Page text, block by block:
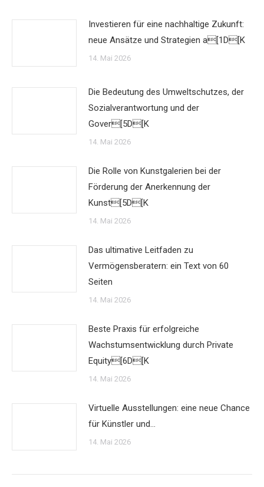
Investieren für eine nachhaltige Zukunft:
neue Ansätze und Strategien a[1D[K
14. Mai 2026
Die Bedeutung des Umweltschutzes, der
Sozialverantwortung und der
Gover[5D[K
14. Mai 2026
Die Rolle von Kunstgalerien bei der
Förderung der Anerkennung der
Kunst[5D[K
14. Mai 2026
Das ultimative Leitfaden zu
Vermögensberatern: ein Text von 60
Seiten
14. Mai 2026
Beste Praxis für erfolgreiche
Wachstumsentwicklung durch Private
Equity[6D[K
14. Mai 2026
Virtuelle Ausstellungen: eine neue Chance
für Künstler und…
14. Mai 2026